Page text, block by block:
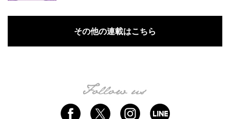
その他の連載はこちら